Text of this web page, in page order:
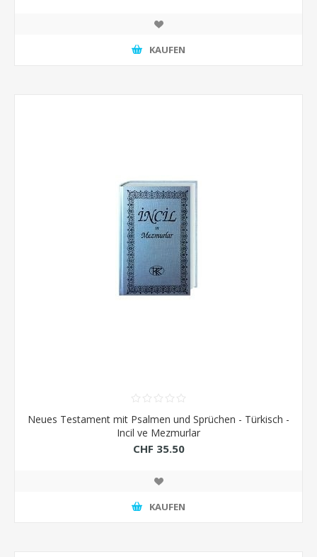
KAUFEN
Neues Testament mit Psalmen und Sprüchen - Türkisch -
Incil ve Mezmurlar
CHF 35.50
KAUFEN